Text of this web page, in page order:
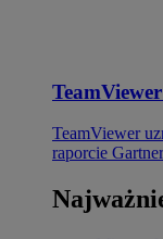
TeamViewer
raporcie